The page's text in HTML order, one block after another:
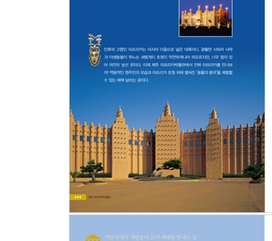
042. 우리 아이의 경제 교육은 이곳에서! _ 한국은
043. 인류를 먹여 살린 농업의 역사가 고스란히 _
044. 정크 푸드 No, 건강한 밥상 Yes! _ 쌀박물관
045. 반짝반짝 빛나는 우리나라 디자인의 역사 _
046. 옛 여인의 화장대를 엿보다 _ 화장박물관
Chapter 6. ‘꿈의 지도’를 완성하는 직업박물관
047. 충성! 시민의 안전은 내가 지킨다! _ 경찰박물
048. 옛날 사람들은 어떻게 병을 고쳤을까? _ 허준
049. 펜으로 세상을 바꾸는 기자가 될래요 _ 신문
050. 철수야, 영희야 안녕? 추억 속 시간여행 _ 서
051. 작은 네모 속 커다란 세상과 만나는 곳 _ 우표
052. 내 손으로 태권V를 만들래요 _ 부천로보파크
054. 노벨문학상을 꿈꾸는 내 아이의 스승 _ 한국